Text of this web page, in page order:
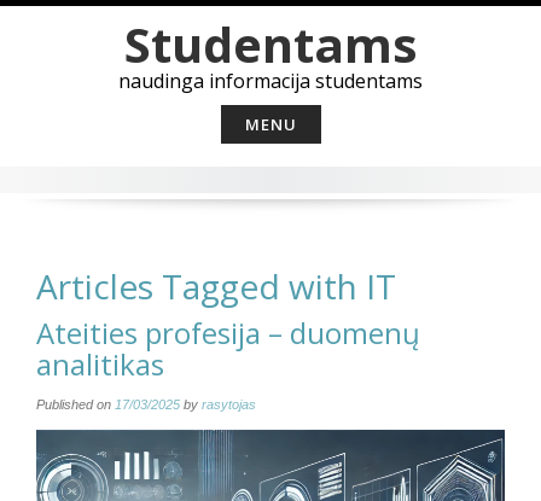
Studentams
naudinga informacija studentams
MENU
Articles Tagged with IT
Ateities profesija – duomenų
analitikas
Published on 17/03/2025 by rasytojas